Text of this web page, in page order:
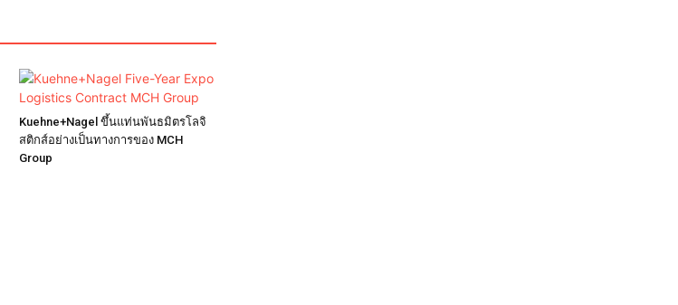
Kuehne+Nagel ขึ้นแท่นพันธมิตรโลจิ
สติกส์อย่างเป็นทางการของ MCH
Group